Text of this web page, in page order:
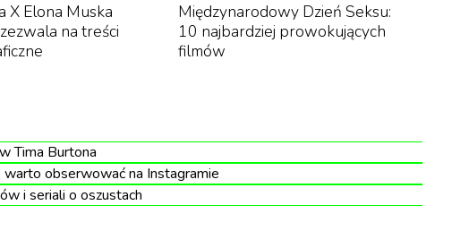
reputacją, wizerunek i jej życie
że Netflix jest gotowy na batalię sądową.
X Elona Muska
na treści
Międzynarodowy Dzień Seksu:
10 najbardziej prowokujących
filmów
Tima Burtona
obserwować na Instagramie
i seriali o oszustach